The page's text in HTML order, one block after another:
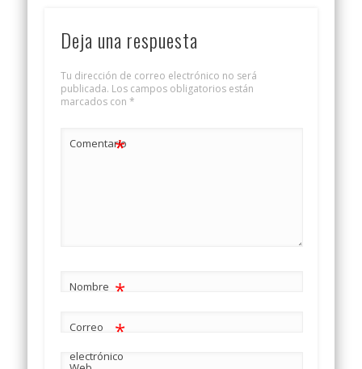
Deja una respuesta
Tu dirección de correo electrónico no será
publicada. Los campos obligatorios están
marcados con *
Comentario
*
Nombre *
Correo
electrónico
*